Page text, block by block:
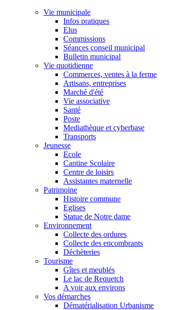
Vie municipale
Infos pratiques
Elus
Commissions
Séances conseil municipal
Bulletin municipal
Vie quotidienne
Commerces, ventes à la ferme
Artisans, entreprises
Marché d'été
Vie associative
Santé
Poste
Mediathèque et cyberbase
Transports
Jeunesse
Ecole
Cantine Scolaire
Centre de loisirs
Assistantes maternelle
Patrimoine
Histoire commune
Eglises
Statue de Notre dame
Environnement
Collecte des ordures
Collecte des encombrants
Déchèteries
Tourisme
Gîtes et meublés
Le lac de Requetch
A voir aux environs
Vos démarches
Dématérialisation Urbanisme